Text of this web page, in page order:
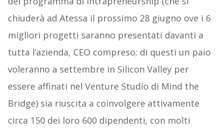
chiuderà ad Atessa il prossimo 28 giugno ove i 6
migliori progetti saranno presentati davanti a
tutta l’azienda, CEO compreso; di questi un paio
voleranno a settembre in Silicon Valley per
essere affinati nel Venture Studio di Mind the
Bridge) sia riuscita a coinvolgere attivamente
circa 150 dei loro 600 dipendenti, con molti